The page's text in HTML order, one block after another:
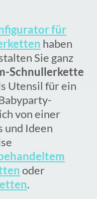
für
haben
Sie ganz
Schnullerkette
Utensil für ein
von einer
und Ideen
oder
.